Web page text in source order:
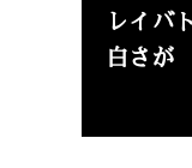
レイバ
白さが